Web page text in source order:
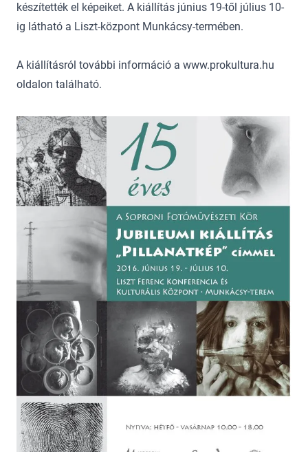
készítették el képeiket. A kiállítás június 19-től július 10-
ig látható a Liszt-központ Munkácsy-termében.
A kiállításról további információ a www.prokultura.hu
oldalon található.